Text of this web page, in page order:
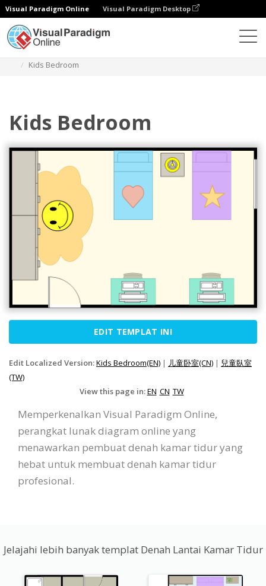
Visual Paradigm Online Visual Paradigm Desktop
Kids Bedroom
Kids Bedroom
EDIT TEMPLAT INI
Edit Localized Version:Kids Bedroom(EN) | 儿童卧室(CN) | 兒童臥室
(TW)
View this page in:EN CN TW
Memperkenalkan Visual Paradigm Online,
perangkat lunak diagram online yang
menawarkan pembuat denah kamar tidur yang
hebat untuk membuat denah kamar tidur
profesional.
Jelajahi lebih banyak templat Denah Lantai Kamar Tidur